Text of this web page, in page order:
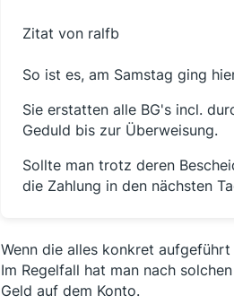
Zitat von ralfb
So ist es, am Samstag ging
Sie erstatten alle BG's incl.
Geduld bis zur Überweisung.
Sollte man trotz deren
die Zahlung in den nächsten
Wenn die alles konkret
Im Regelfall hat man nach
Geld auf dem Konto.